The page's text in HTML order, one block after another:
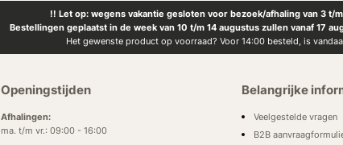
!! Let op: wegens vakantie gesloten voor bezoek/afhaling van 3 t/
Bestellingen geplaatst in de week van 10 t/m 14 augustus zullen vanaf 17
Het gewenste product op voorraad? Voor 14:00 besteld, is
Openingstijden
Afhalingen:
ma. t/m vr.: 09:00 - 16:00
Belangrijke
Veelgestelde vragen
B2B